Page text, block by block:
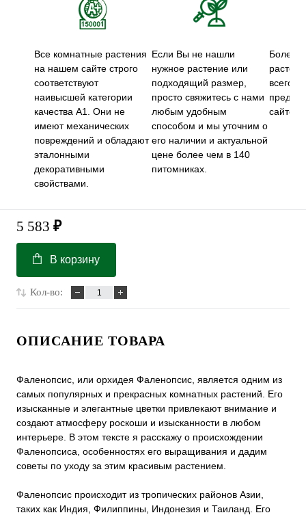
Все комнатные растения
на нашем сайте строго
соответствуют
наивысшей категории
качества А1. Они не
имеют механических
повреждений и обладают
эталонными
декоративными
свойствами.
Если Вы не нашли
нужное растение или
подходящий размер,
просто свяжитесь с нами
любым удобным
способом и мы уточним о
его наличии и актуальной
цене более чем в 140
питомниках.
Более
всего
сайте.
5 583 ₽
В корзину
Кол-во:
ОПИСАНИЕ ТОВАРА
Фаленопсис, или орхидея Фаленопсис, является одним из
самых популярных и прекрасных комнатных растений. Его
изысканные и элегантные цветки привлекают внимание и
создают атмосферу роскоши и изысканности в любом
интерьере. В этом тексте я расскажу о происхождении
Фаленопсиса, особенностях его выращивания и дадим
советы по уходу за этим красивым растением.
Фаленопсис происходит из тропических районов Азии,
таких как Индия, Филиппины, Индонезия и Таиланд. Его